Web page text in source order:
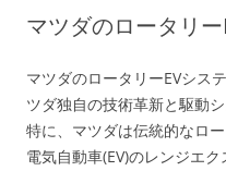
マツダのロータリ
マツダのロータリーEVシス
ツダ独自の技術革新と駆動
特に、マツダは伝統的なロ
電気自動車(EV)のレンジエ